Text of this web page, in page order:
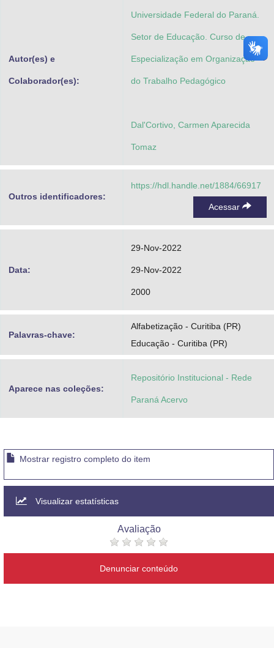
Autor(es) e
Colaborador(es):
Universidade Federal do Paraná.
Setor de Educação. Curso de
Especialização em Organização
do Trabalho Pedagógico
Dal'Cortivo, Carmen Aparecida
Tomaz
Outros identificadores:
https://hdl.handle.net/1884/66917
Acessar
Data:
29-Nov-2022
29-Nov-2022
2000
Palavras-chave:
Alfabetização - Curitiba (PR)
Educação - Curitiba (PR)
Aparece nas coleções:
Repositório Institucional - Rede
Paraná Acervo
Mostrar registro completo do item
Visualizar estatísticas
Avaliação
Denunciar conteúdo